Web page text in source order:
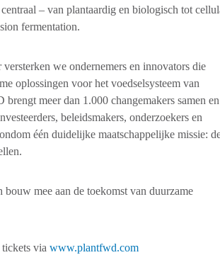
– van plantaardig en biologisch tot
fermentation.
versterken we ondernemers en innovators die
oplossingen voor het voedselsysteem van
brengt meer dan 1.000 changemakers samen en
beleidsmakers, onderzoekers en
één duidelijke maatschappelijke missie:
bouw mee aan de toekomst van duurzame
via www.plantfwd.com